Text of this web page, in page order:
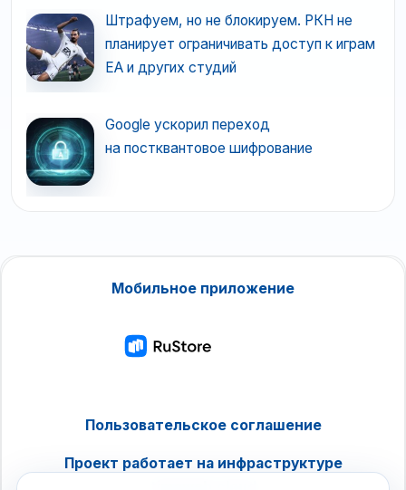
Штрафуем, но не блокируем. РКН не
планирует ограничивать доступ к играм
EA и других студий
Google ускорил переход
на постквантовое шифрование
Мобильное приложение
Пользовательское соглашение
Проект работает на инфраструктуре